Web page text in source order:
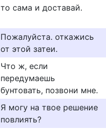
то сама и доставай.
Пожалуйста. откажись
от этой затеи.
Что ж, если
передумаешь
бунтовать, позвони мне.
Я могу на твое решение
повлиять?